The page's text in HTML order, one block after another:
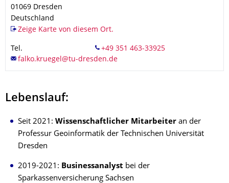
01069 Dresden
Deutschland
Zeige Karte von diesem Ort.
Tel.
Lebenslauf:
Seit 2021: Wissenschaftlicher Mitarbeiter an der
Professur Geoinformatik der Technischen Universität
Dresden
2019-2021: Businessanalyst bei der
Sparkassenversicherung Sachsen